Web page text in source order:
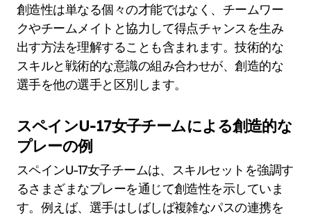
創造性は単なる個々の才能ではなく、チームワー
クやチームメイトと協力して得点チャンスを生み
出す方法を理解することも含まれます。技術的な
スキルと戦術的な意識の組み合わせが、創造的な
選手を他の選手と区別します。
スペインU-17女子チームによる創造的な
プレーの例
スペインU-17女子チームは、スキルセットを強調す
るさまざまなプレーを通じて創造性を示していま
す。例えば、選手はしばしば複雑なパスの連携を